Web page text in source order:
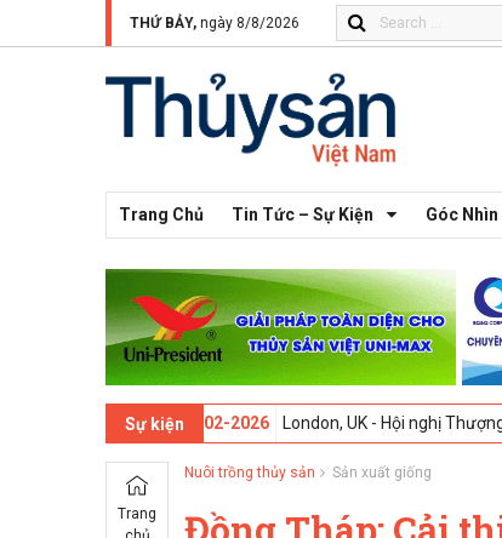
THỨ BẢY, ngày 8/8/2026
Trang Chủ Tin Tức – Sự Kiện Góc Nhìn
Sự kiện
09-02-2026 London, UK - Hội nghị Thượng đỉnh Đổi
Trang
Nuôi trồng thủy sản Sản xuất giống